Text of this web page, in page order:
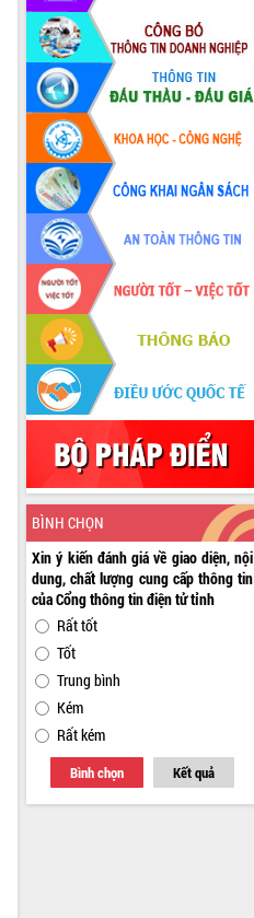
BÌNH CHỌN
Xin ý kiến đánh giá về giao diện, nội
dung, chất lượng cung cấp thông tin
của Cổng thông tin điện tử tỉnh
Rất tốt
Tốt
Trung bình
Kém
Rất kém
Bình chọn Kết quả